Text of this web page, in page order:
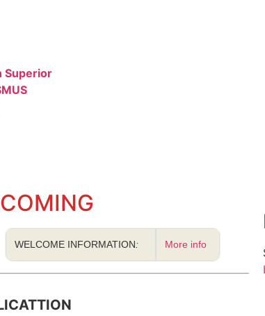
Superior
WELCOME INFORMATION: More info